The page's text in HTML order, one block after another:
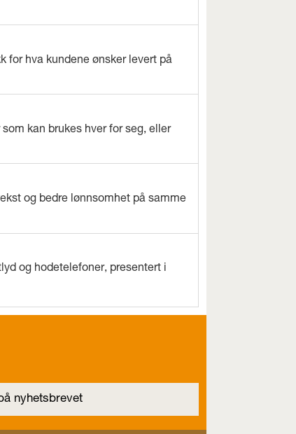
for hva kundene ønsker levert på
kan brukes hver for seg, eller
og bedre lønnsomhet på samme
og hodetelefoner, presentert i